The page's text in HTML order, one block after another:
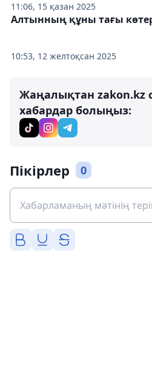
11:06, 15 қазан 2025
10:53, 12 желтоқсан 2025
Алтынның құны тағы
Жаңалықтан zakon.kz
хабардар болыңыз:
Пікірлер 0